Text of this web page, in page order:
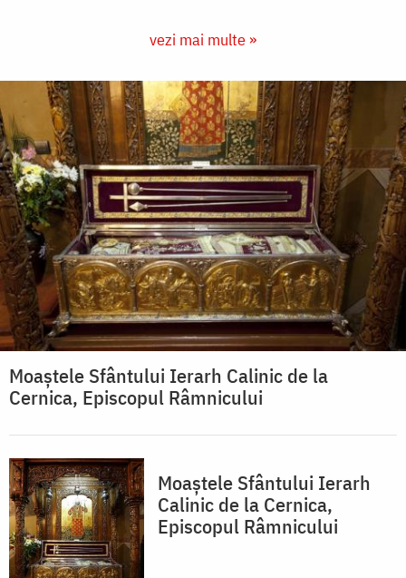
vezi mai multe »
Moaştele Sfântului Ierarh Calinic de la
Cernica, Episcopul Râmnicului
Moaştele Sfântului Ierarh
Calinic de la Cernica,
Episcopul Râmnicului